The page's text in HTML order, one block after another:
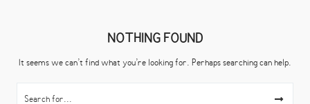
NOTHING FOUND
It seems we can’t find what you’re looking for. Perhaps searching can help.